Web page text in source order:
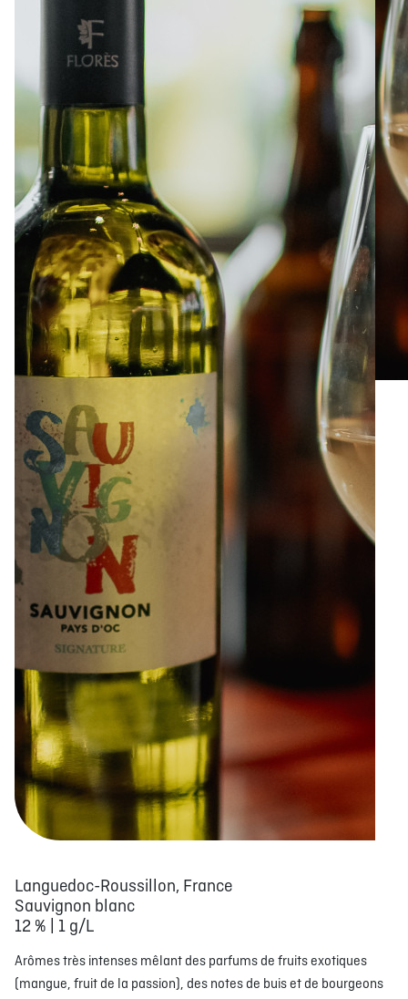
À PROPOS EMPLOIS BOUTIQUE
TRAITEUR ÉVÉNEMENTIEL
DONNER VOTRE OPINION
Languedoc-Roussillon, France
Sauvignon blanc
12 % | 1 g/L
Arômes très intenses mêlant des parfums de fruits exotiques
(mangue, fruit de la passion), des notes de buis et de bourgeons